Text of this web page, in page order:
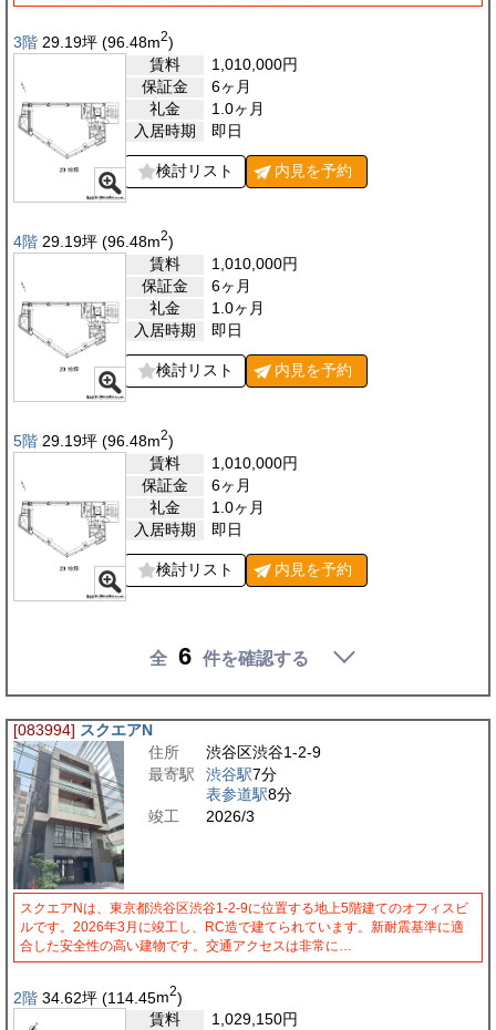
3階 29.19坪 (96.48m2)
賃料
1,010,000円
保証金
6ヶ月
礼金
1.0ヶ月
入居時期
即日
検討リスト 内見を予約
4階 29.19坪 (96.48m2)
賃料
1,010,000円
保証金
6ヶ月
礼金
1.0ヶ月
入居時期
即日
検討リスト 内見を予約
5階 29.19坪 (96.48m2)
賃料
1,010,000円
保証金
6ヶ月
礼金
1.0ヶ月
入居時期
即日
検討リスト 内見を予約
全 6 件を確認する
[083994] スクエアN
住所
渋谷区渋谷1-2-9
最寄駅
渋谷駅7分
表参道駅8分
竣工
2026/3
スクエアNは、東京都渋谷区渋谷1-2-9に位置する地上5階建てのオフィスビ
ルです。2026年3月に竣工し、RC造で建てられています。新耐震基準に適
合した安全性の高い建物です。交通アクセスは非常に…
2階 34.62坪 (114.45m2)
賃料
1,029,150円